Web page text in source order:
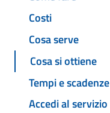
Costi
Cosa serve
Cosa si ottiene
Tempi e scadenze
Accedi al servizio